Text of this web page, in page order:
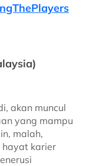
akan muncul
yang mampu
malah,
hayat karier